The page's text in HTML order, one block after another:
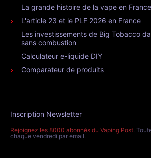
La grande histoire de la vape en France
L'article 23 et le PLF 2026 en France
Les investissements de Big Tobacco
sans combustion
Calculateur e-liquide DIY
Comparateur de produits
Inscription Newsletter
Rejoignez les 8000 abonnés du Vaping Post.
chaque vendredi par email.